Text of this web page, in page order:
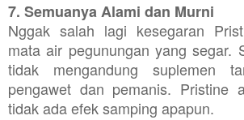
7. Semuanya Alami dan Murni
Nggak salah lagi kesegaran
mata air pegunungan yang segar.
tidak mengandung suplemen
pengawet dan pemanis. Pristine
tidak ada efek samping apapun.